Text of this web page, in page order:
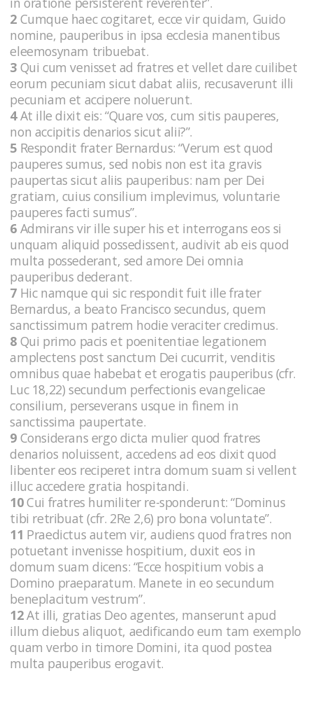
2 Cumque haec cogitaret, ecce vir quidam, Guido
nomine, pauperibus in ipsa ecclesia manentibus
eleemosynam tribuebat.
3 Qui cum venisset ad fratres et vellet dare cuilibet
eorum pecuniam sicut dabat aliis, recusaverunt illi
pecuniam et accipere noluerunt.
4At ille dixit eis: “Quare vos, cum sitis pauperes,
non accipitis denarios sicut alii?”.
5 Respondit frater Bernardus: “Verum est quod
pauperes sumus, sed nobis non est ita gravis
paupertas sicut aliis pauperibus: nam per Dei
gratiam, cuius consilium implevimus, voluntarie
pauperes facti sumus”.
6 Admirans vir ille super his et interrogans eos si
unquam aliquid possedissent, audivit ab eis quod
multa possederant, sed amore Dei omnia
pauperibus dederant.
7 Hic namque qui sic respondit fuit ille frater
Bernardus, a beato Francisco secundus, quem
sanctissimum patrem hodie veraciter credimus.
8 Qui primo pacis et poenitentiae legationem
amplectens post sanctum Dei cucurrit, venditis
omnibus quae habebat et erogatis pauperibus (cfr.
Luc 18,22) secundum perfectionis evangelicae
consilium, perseverans usque in finem in
sanctissima paupertate.
9 Considerans ergo dicta mulier quod fratres
denarios noluissent, accedens ad eos dixit quod
libenter eos reciperet intra domum suam si vellent
illuc accedere gratia hospitandi.
10Cui fratres humiliter re-sponderunt: “Dominus
tibi retribuat (cfr. 2Re 2,6) pro bona voluntate”.
11 Praedictus autem vir, audiens quod fratres non
potuetant invenisse hospitium, duxit eos in
domum suam dicens: “Ecce hospitium vobis a
Domino praeparatum. Manete in eo secundum
beneplacitum vestrum”.
12At illi, gratias Deo agentes, manserunt apud
illum diebus aliquot, aedificando eum tam exemplo
quam verbo in timore Domini, ita quod postea
multa pauperibus erogavit.